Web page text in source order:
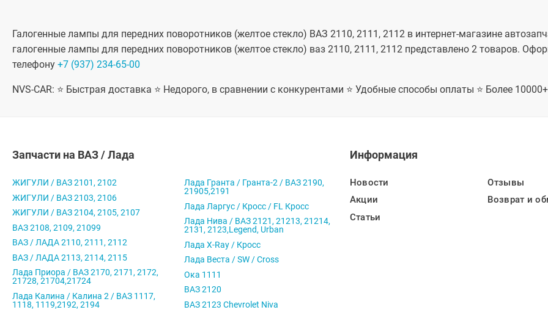
Гранта
Гранта
Ларгус
Datsun
Галогенные лампы для передних поворотников (желтое стекло) ВАЗ 2110, 2111, 2112 в интернет-магазине
галогенные лампы для передних поворотников (желтое стекло) ваз 2110, 2111, 2112 представлено 2 товаров.
телефону +7 (937) 234-65-00
NVS-CAR: ⭐ Быстрая доставка ⭐ Недорого, в сравнении с конкурентами ⭐ Удобные способы оплаты ⭐ Более
Запчасти на ВАЗ / Лада
ЖИГУЛИ / ВАЗ 2101, 2102
ЖИГУЛИ / ВАЗ 2103, 2106
ЖИГУЛИ / ВАЗ 2104, 2105, 2107
ВАЗ 2108, 2109, 21099
ВАЗ / ЛАДА 2110, 2111, 2112
ВАЗ / ЛАДА 2113, 2114, 2115
Лада Приора / ВАЗ 2170, 2171, 2172,
21728, 21704,21724
Лада Калина / Калина 2 / ВАЗ 1117,
1118, 1119,2192, 2194
Лада Гранта / Гранта-2 / ВАЗ 2190,
21905,2191
Лада Ларгус / Кросс / FL Кросс
Лада Нива / ВАЗ 2121, 21213, 21214,
2131, 2123,Legend, Urban
Лада X-Ray / Кросс
Лада Веста / SW / Cross
Ока 1111
ВАЗ 2120
ВАЗ 2123 Chevrolet Niva
Информация
Новости
Акции
Статьи
Отзывы
Возврат и